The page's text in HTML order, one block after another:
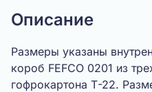
Описание
Размеры указаны
короб FEFCO 0201 из
гофрокартона Т-22.